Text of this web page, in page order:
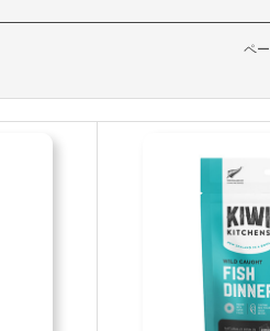
ペ